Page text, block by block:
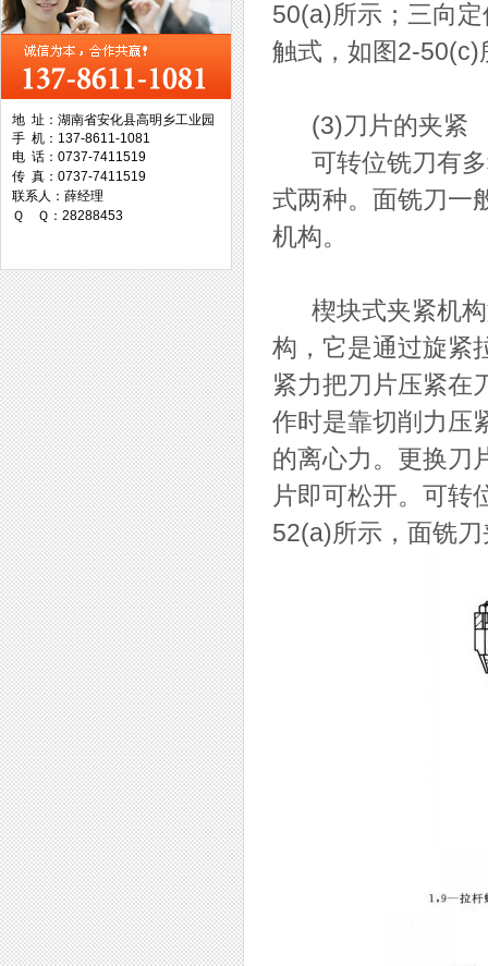
西工集团
台湾协威机械
台湾万事达切削科技
地 址：湖南省安化县高明乡工业园
手 机：137-8611-1081
电 话：0737-7411519
传 真：0737-7411519
联系人：薛经理
Ｑ Ｑ：28288453
50(a)所示；三向
触式，如图2-50(c)
(3)刀片的夹紧
可转位铣刀有多
式两种。面铣刀一
机构。
楔块式夹紧机构
构，它是通过旋紧
紧力把刀片压紧在
作时是靠切削力压
的离心力。更换刀
片即可松开。可转
52(a)所示，面铣